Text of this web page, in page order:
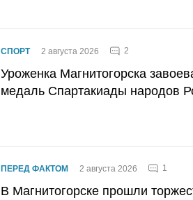
СПОРТ 2 августа 2026 2
Уроженка Магнитогорска
медаль Спартакиады народов
ПЕРЕД ФАКТОМ 2 августа 2026 1
В Магнитогорске прошли